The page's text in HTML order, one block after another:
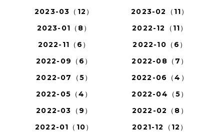
2023-03（12）
2023-02（11）
2023-01（8）
2022-12（11）
2022-11（6）
2022-10（6）
2022-09（6）
2022-08（7）
2022-07（5）
2022-06（4）
2022-05（4）
2022-04（5）
2022-03（9）
2022-02（8）
2022-01（10）
2021-12（12）